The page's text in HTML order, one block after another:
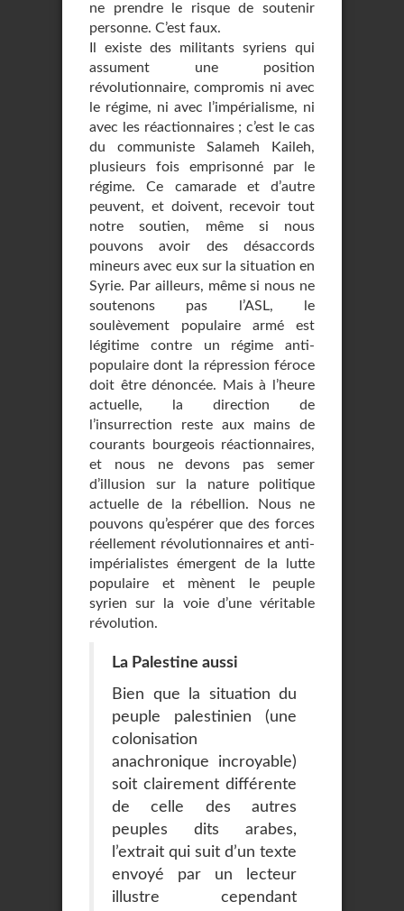
ne prendre le risque de soutenir
personne. C’est faux.
Il existe des militants syriens qui
assument une position
révolutionnaire, compromis ni avec
le régime, ni avec l’impérialisme, ni
avec les réactionnaires ; c’est le cas
du communiste Salameh Kaileh,
plusieurs fois emprisonné par le
régime. Ce camarade et d’autre
peuvent, et doivent, recevoir tout
notre soutien, même si nous
pouvons avoir des désaccords
mineurs avec eux sur la situation en
Syrie. Par ailleurs, même si nous ne
soutenons pas l’ASL, le
soulèvement populaire armé est
légitime contre un régime anti-
populaire dont la répression féroce
doit être dénoncée. Mais à l’heure
actuelle, la direction de
l’insurrection reste aux mains de
courants bourgeois réactionnaires,
et nous ne devons pas semer
d’illusion sur la nature politique
actuelle de la rébellion. Nous ne
pouvons qu’espérer que des forces
réellement révolutionnaires et anti-
impérialistes émergent de la lutte
populaire et mènent le peuple
syrien sur la voie d’une véritable
révolution.
La Palestine aussi
Bien que la situation du
peuple palestinien (une
colonisation
anachronique incroyable)
soit clairement différente
de celle des autres
peuples dits arabes,
l’extrait qui suit d’un texte
envoyé par un lecteur
illustre cependant